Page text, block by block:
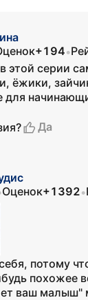
+194•
этой серии
ёжики,
для
Да
Оценок+1392•
потому
похожее
ваш малыш"